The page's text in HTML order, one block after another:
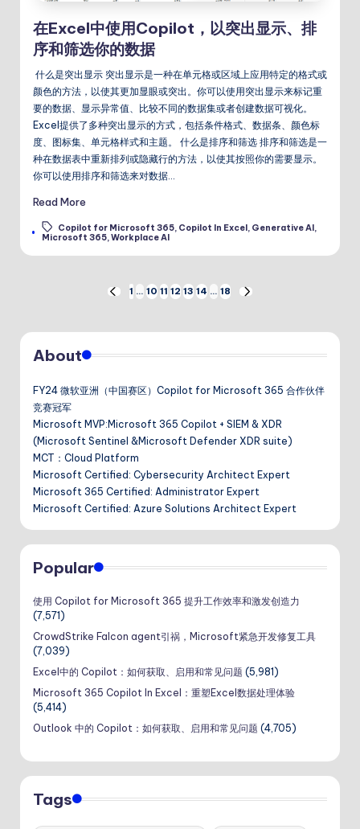
在Excel中使用Copilot，以突出显示、排
序和筛选你的数据
什么是突出显示 突出显示是一种在单元格或区域上应用特定的格式或
颜色的方法，以使其更加显眼或突出。你可以使用突出显示来标记重
要的数据、显示异常值、比较不同的数据集或者创建数据可视化。
Excel提供了多种突出显示的方式，包括条件格式、数据条、颜色标
度、图标集、单元格样式和主题。 什么是排序和筛选 排序和筛选是一
种在数据表中重新排列或隐藏行的方法，以使其按照你的需要显示。
你可以使用排序和筛选来对数据…
Read More
Tags: Copilot for Microsoft 365, Copilot In Excel, Generative AI,
Microsoft 365,Workplace AI
章
分
页
PREVIOUS
1 … 10 11 12 13 14 … 18
NEXT
About
FY24 微软亚洲（中国赛区）Copilot for Microsoft 365 合作伙伴
竞赛冠军
Microsoft MVP:Microsoft 365 Copilot + SIEM & XDR
(Microsoft Sentinel &Microsoft Defender XDR suite)
MCT：Cloud Platform
Microsoft Certified: Cybersecurity Architect Expert
Microsoft 365 Certified: Administrator Expert
Microsoft Certified: Azure Solutions Architect Expert
Popular
使用 Copilot for Microsoft 365 提升工作效率和激发创造力
(7,571)
CrowdStrike Falcon agent引祸，Microsoft紧急开发修复工具
(7,039)
Excel中的 Copilot：如何获取、启用和常见问题 (5,981)
Microsoft 365 Copilot In Excel：重塑Excel数据处理体验
(5,414)
Outlook 中的 Copilot：如何获取、启用和常见问题 (4,705)
Tags